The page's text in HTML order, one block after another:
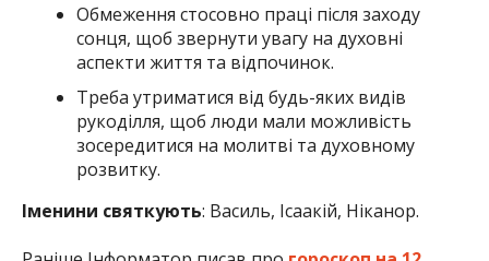
Обмеження стосовно праці після заходу
сонця, щоб звернути увагу на духовні
аспекти життя та відпочинок.
Треба утриматися від будь-яких видів
рукоділля, щоб люди мали можливість
зосередитися на молитві та духовному
розвитку.
Іменини святкують: Василь, Ісаакій, Ніканор.